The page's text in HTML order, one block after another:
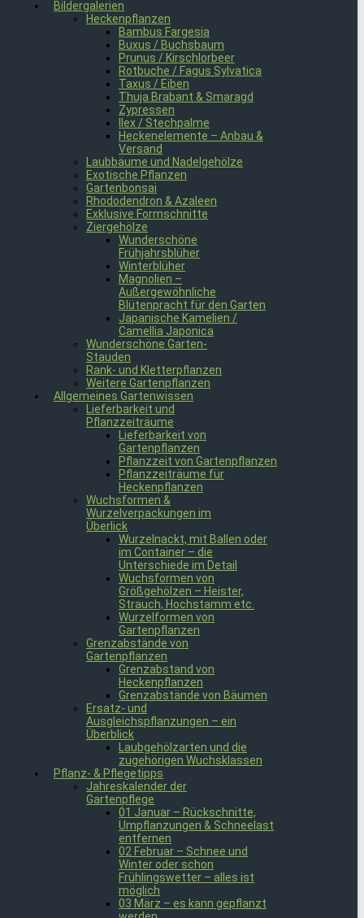
Bildergalerien
Heckenpflanzen
Bambus Fargesia
Buxus / Buchsbaum
Prunus / Kirschlorbeer
Rotbuche / Fagus Sylvatica
Taxus / Eiben
Thuja Brabant & Smaragd
Zypressen
Ilex / Stechpalme
Heckenelemente – Anbau &
Versand
Laubbäume und Nadelgehölze
Exotische Pflanzen
Gartenbonsai
Rhododendron & Azaleen
Exklusive Formschnitte
Ziergehölze
Wunderschöne
Frühjahrsblüher
Winterblüher
Magnolien –
Außergewöhnliche
Blütenpracht für den Garten
Japanische Kamelien /
Camellia Japonica
Wunderschöne Garten-
Stauden
Rank- und Kletterpflanzen
Weitere Gartenpflanzen
Allgemeines Gartenwissen
Lieferbarkeit und
Pflanzzeiträume
Lieferbarkeit von
Gartenpflanzen
Pflanzzeit von Gartenpflanzen
Pflanzzeiträume für
Heckenpflanzen
Wuchsformen &
Wurzelverpackungen im
Überlick
Wurzelnackt, mit Ballen oder
im Container – die
Unterschiede im Detail
Wuchsformen von
Größgehölzen – Heister,
Strauch, Hochstamm etc.
Wurzelformen von
Gartenpflanzen
Grenzabstände von
Gartenpflanzen
Grenzabstand von
Heckenpflanzen
Grenzabstände von Bäumen
Ersatz- und
Ausgleichspflanzungen – ein
Überblick
Laubgehölzarten und die
zugehörigen Wuchsklassen
Pflanz- & Pflegetipps
Jahreskalender der
Gartenpflege
01 Januar – Rückschnitte,
Umpflanzungen & Schneelast
entfernen
02 Februar – Schnee und
Winter oder schon
Frühlingswetter – alles ist
möglich
03 März – es kann gepflanzt